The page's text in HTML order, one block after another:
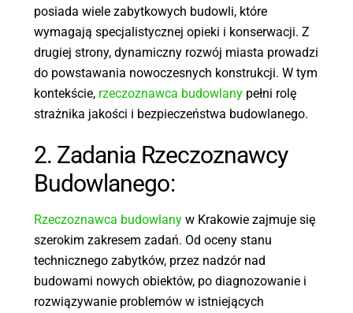
posiada wiele zabytkowych budowli, które
wymagają specjalistycznej opieki i konserwacji. Z
drugiej strony, dynamiczny rozwój miasta prowadzi
do powstawania nowoczesnych konstrukcji. W tym
kontekście, rzeczoznawca budowlanypełni rolę
strażnika jakości i bezpieczeństwa budowlanego.
2. Zadania Rzeczoznawcy
Budowlanego:
Rzeczoznawca budowlany w Krakowie zajmuje się
szerokim zakresem zadań. Od oceny stanu
technicznego zabytków, przez nadzór nad
budowami nowych obiektów, po diagnozowanie i
rozwiązywanie problemów w istniejących